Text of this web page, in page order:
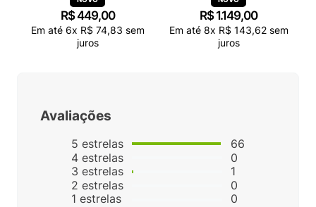
R$449,00
Em até 6x R$ 74,83 sem
juros
R$ 1.149,00
Em até 8x R$ 143,62sem
juros
Avaliações
5 estrelas
4 estrelas
3 estrelas
2 estrelas
1 estrelas
66
0
1
0
0